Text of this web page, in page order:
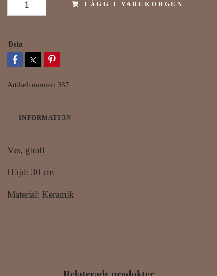
LÄGG I VARUKORGEN
Dela
Artikelnummer: 387
INFORMATION
Vas, giraff
Höjd: 30 cm
Material: Keramik